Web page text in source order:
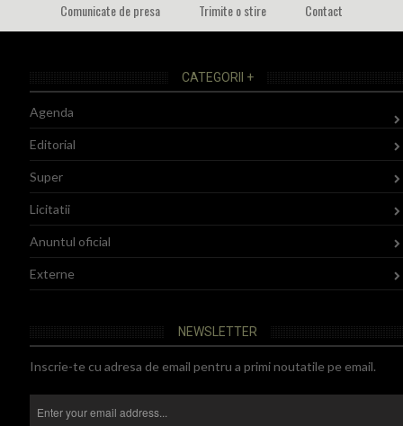
Comunicate de presa
Trimite o stire Contact
CATEGORII +
Agenda
Editorial
Super
Licitatii
Anuntul oficial
Externe
NEWSLETTER
Inscrie-te cu adresa de email pentru a primi noutatile pe email.